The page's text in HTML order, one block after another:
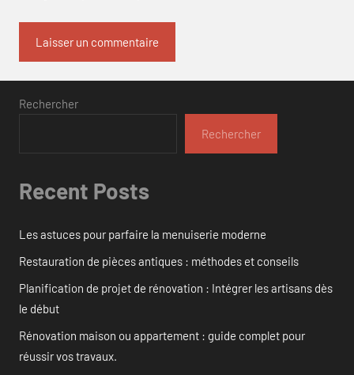
Rechercher
Rechercher
Recent Posts
Les astuces pour parfaire la menuiserie moderne
Restauration de pièces antiques : méthodes et conseils
Planification de projet de rénovation : Intégrer les artisans dès
le début
Rénovation maison ou appartement : guide complet pour
réussir vos travaux.